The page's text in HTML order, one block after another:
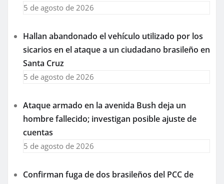
5 de agosto de 2026
Hallan abandonado el vehículo utilizado por los
sicarios en el ataque a un ciudadano brasileño en
Santa Cruz
5 de agosto de 2026
Ataque armado en la avenida Bush deja un
hombre fallecido; investigan posible ajuste de
cuentas
5 de agosto de 2026
Confirman fuga de dos brasileños del PCC de